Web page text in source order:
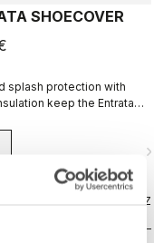
SHOECOVER
splash protection with
keep the Entrata
COMPAREZ